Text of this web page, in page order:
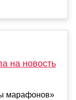
на новость
марафонов»